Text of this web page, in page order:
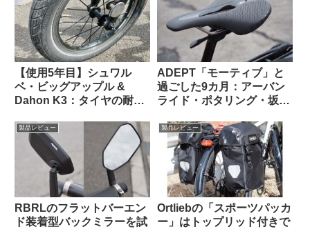
じ？
【使用5年目】シュワル
ベ・ビッグアップル &
Dahon K3：タイヤの耐久
あったか
ADEPT「モーティブ」と
過ごした9カ月：アーバン
ライド・ポタリング・坂道
ノーズサドル
製品レビュー
RBRLのフラットバーエン
ド装着型バックミラーを試
製品レビュー
Ortliebの「スポーツパッカ
ー」はトップリッド付きで